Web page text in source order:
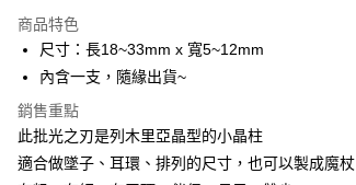
LINE Pay
Apple Pay
街口支付
悠遊付
商品特色
尺寸：長18~33mm x 寬5~12mm
內含一支，隨緣出貨~
銷售重點
此批光之刃是列木里亞晶型的小晶柱
適合做墜子、耳環、排列的尺寸，也可以製成魔杖